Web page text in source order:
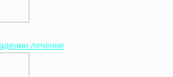
лечение